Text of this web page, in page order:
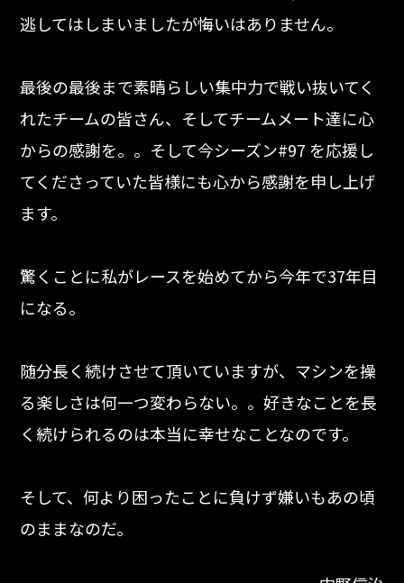
逃してはしまいましたが悔いはありません。
最後の最後まで素晴らしい集中力で戦い抜いてく
れたチームの皆さん、そしてチームメート達に心
からの感謝を。。そして今シーズン#97 を応援し
てくださっていた皆様にも心から感謝を申し上げ
ます。
驚くことに私がレースを始めてから今年で37年目
になる。
随分長く続けさせて頂いていますが、マシンを操
る楽しさは何一つ変わらない。。好きなことを長
く続けられるのは本当に幸せなことなのです。
そして、何より困ったことに負けず嫌いもあの頃
のままなのだ。